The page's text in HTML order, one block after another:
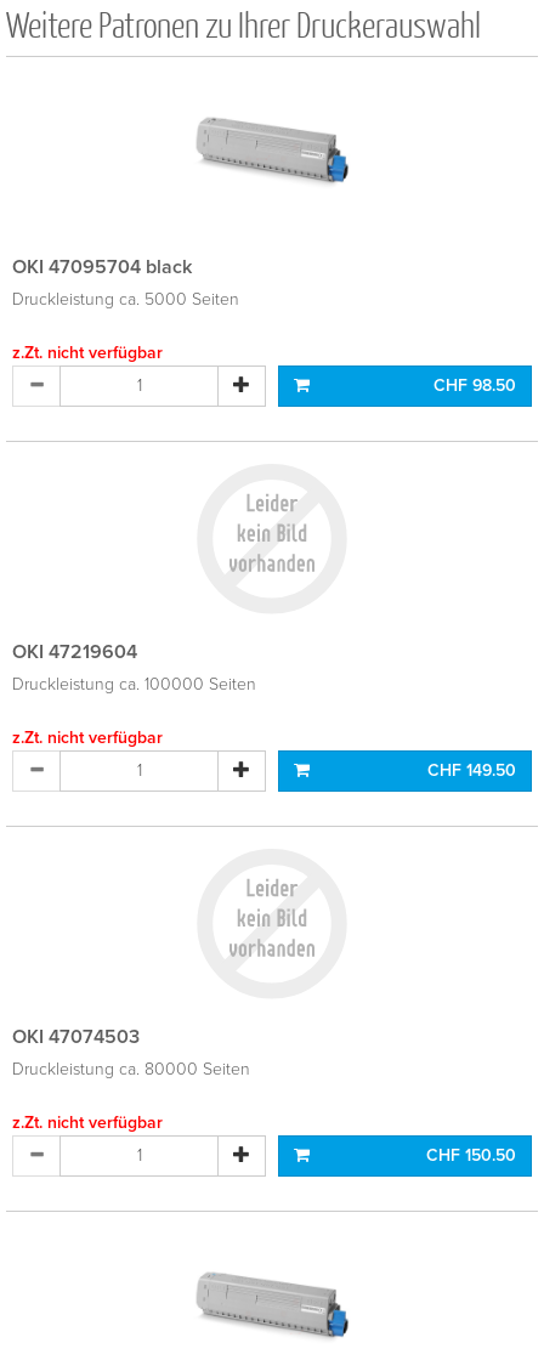
Weitere Patronen zu Ihrer Druckerauswahl
OKI 47095704 black
Druckleistung ca. 5000 Seiten
z.Zt. nicht verfügbar
CHF 98.50
OKI 47219604
Druckleistung ca. 100000 Seiten
z.Zt. nicht verfügbar
CHF 149.50
OKI 47074503
Druckleistung ca. 80000 Seiten
z.Zt. nicht verfügbar
CHF 150.50